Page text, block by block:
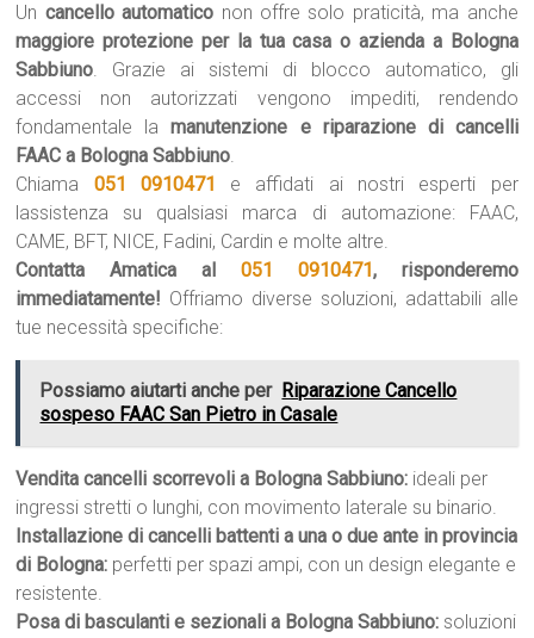
Un cancello automatico non offre solo praticità, ma anche
maggiore protezione per la tua casa o azienda a Bologna
Sabbiuno. Grazie ai sistemi di blocco automatico, gli
accessi non autorizzati vengono impediti, rendendo
fondamentale lamanutenzione e riparazione di cancelli
FAAC a Bologna Sabbiuno.
Chiama 051 0910471
e affidati ai nostri esperti per
lassistenza su qualsiasi marca di automazione: FAAC,
CAME, BFT, NICE, Fadini, Cardin e molte altre.
Contatta Amatica al 051 0910471, risponderemo
immediatamente! Offriamo diverse soluzioni, adattabili alle
tue necessità specifiche:
Possiamo aiutarti anche per Riparazione Cancello
sospeso FAAC San Pietro in Casale
Vendita cancelli scorrevoli a Bologna Sabbiuno: ideali per
ingressi stretti o lunghi, con movimento laterale su binario.
Installazione di cancelli battenti a una o due ante in provincia
di Bologna: perfetti per spazi ampi, con un design elegante e
resistente.
Posa di basculanti e sezionali a Bologna Sabbiuno: soluzioni